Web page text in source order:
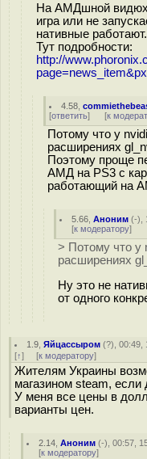
На АМДшной
игра или не
нативные работают.
Тут подробности:
http://
4.58 ,
[ответить] [к
Потому что у
расширениях
Поэтому проще
АМД на PS3 с
работающий на
5.66 ,Аноним (-),
[к модератору]
> Потому что у
расширениях
Ну это не
от одного
1.9 ,Яйцассыром (?), 00:49,
[↑] [к модератору]
Жителям Украины
магазином steam, если
У меня все цены в
варианты цен.
2.14 ,Аноним (-), 00:57,
[к модератору]